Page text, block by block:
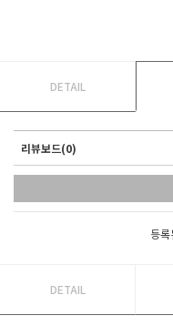
DETAIL
리뷰보드(0)
등
DETAIL